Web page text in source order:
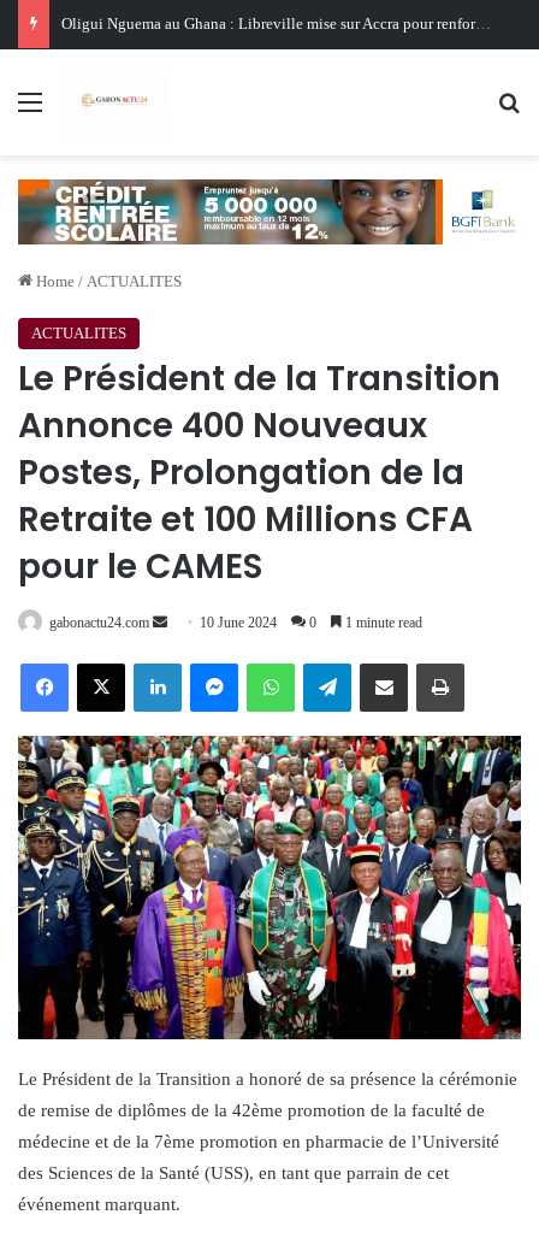
Oligui Nguema au Ghana : Libreville mise sur Accra pour renforcer sa stratégie diplomatique et économique
Menu
Home / ACTUALITES
ACTUALITES
Le Président de la Transition
Annonce 400 Nouveaux
Postes, Prolongation de la
Retraite et 100 Millions CFA
pour le CAMES
gabonactu24.com
Send 10 June 2024 0 1 minute read
FacebookX LinkedInMessengerWhatsAppTelegramShare via Email Print
Le Président de la Transition a honoré de sa présence la cérémonie
de remise de diplômes de la 42ème promotion de la faculté de
médecine et de la 7ème promotion en pharmacie de l’Université
des Sciences de la Santé (USS), en tant que parrain de cet
événement marquant.